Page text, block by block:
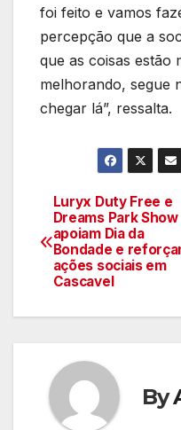
foi feito e vamos
percepção que a
que as coisas estão
melhorando, segue
chegar lá”, ressalta.
Navegação
de
artigos
Luryx Duty Free e
Dreams Park Show
apoiam Dia da
Bondade e
ações sociais em
Cascavel
By